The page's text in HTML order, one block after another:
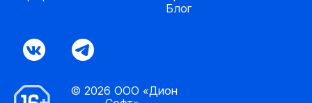
Блог
© 2026 ООО «Дион